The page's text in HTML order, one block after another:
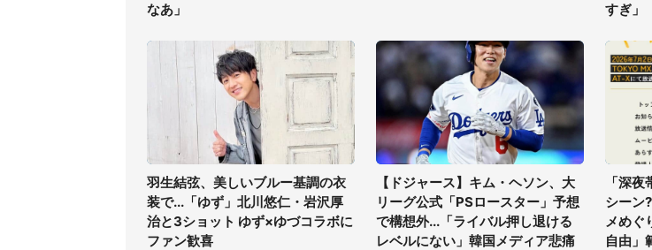
なあ」
すぎ」
羽生結弦、美しいブルー基調の衣
装で...「ゆず」北川悠仁・岩沢厚
治と3ショット ゆず×ゆづコラボに
ファン歓喜
【ドジャース】キム・ヘソン、大
リーグ公式「PSロースター」予想
で構想外...「ライバル押し退ける
レベルにない」韓国メディア悲痛
「深
シーン
メめぐ
自由」